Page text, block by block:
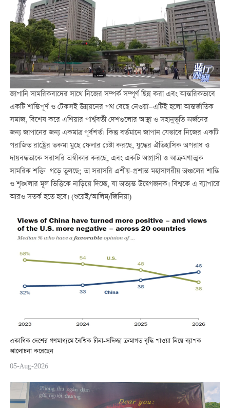
জাপানি সামরিকবাদের সাথে নিজের সম্পর্ক সম্পূর্ণ ছিন্ন করা এবং আন্তরিকভাবে
একটি শান্তিপূর্ণ ও টেকসই উন্নয়নের পথ বেছে নেওয়া—এটিই হলো আন্তর্জাতিক
সমাজ, বিশেষ করে এশিয়ার পার্শ্ববর্তী দেশগুলোর আস্থা ও সহানুভূতি অর্জনের
জন্য জাপানের জন্য একমাত্র পূর্বশর্ত। কিন্তু বর্তমানে জাপান যেভাবে নিজের একটি
পরাজিত রাষ্ট্রের তকমা মুছে ফেলার চেষ্টা করছে, যুদ্ধের ঐতিহাসিক অপরাধ ও
দায়বদ্ধতাকে সরাসরি অস্বীকার করছে, এবং একটি আগ্রাসী ও আক্রমণাত্মক
সামরিক শক্তি গড়ে তুলছে; তা সরাসরি এশীয়-প্রশান্ত মহাসাগরীয় অঞ্চলের শান্তি
ও শৃঙ্খলার মূল ভিত্তিকে নাড়িয়ে দিচ্ছে, যা অত্যন্ত উদ্বেগজনক। বিশ্বকে এ ব্যাপারে
আরও সতর্ক হতে হবে। (শুয়েই/আলিম/জিনিয়া)
একাধিক দেশের গণমাধ্যমে বৈশ্বিক চীনা-সদিচ্ছা ক্রমাগত বৃদ্ধি পাওয়া নিয়ে ব্যাপক
আলোচনা করেছেন
05-Aug-2026